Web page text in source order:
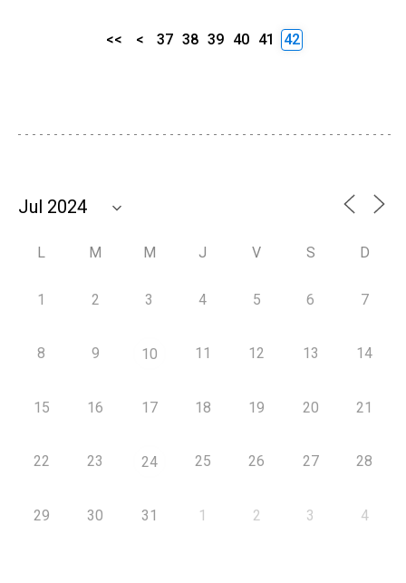
<< < 37 38 39 40 41 42
L M M J V S D
1 2 3 4 5 6 7
8 9 10 11 12 13 14
15 16 17 18 19 20 21
22 23 24 25 26 27 28
29 30 31 1 2 3 4